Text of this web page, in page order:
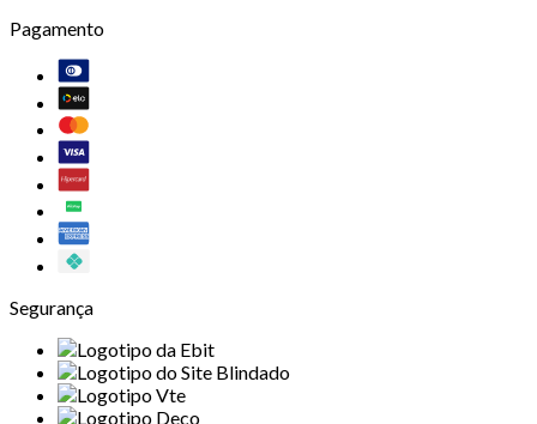
Pagamento
Segurança